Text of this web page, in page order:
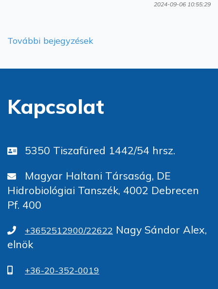
2024-09-06 10:55:29
További bejegyzések
Kapcsolat
5350 Tiszafüred 1442/54 hrsz.
Magyar Haltani Társaság, DE
Hidrobiológiai Tanszék, 4002 Debrecen
Pf. 400
+3652512900/22622 Nagy Sándor Alex,
elnök
+36-20-352-0019